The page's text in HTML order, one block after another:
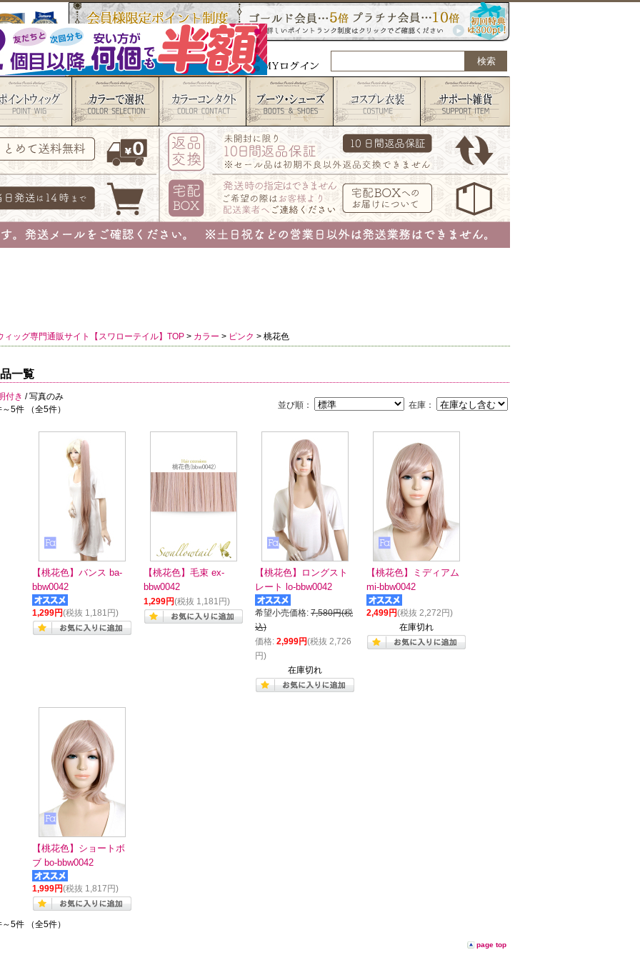
ィッグ専門通販サイト【スワローテイル】TOP > カラー > ピンク > 桃花色
一覧
在庫：
並び順：
付き / 写真のみ
5件 （全5件）
【桃花色】バンス ba-
bbw0042
1,299円(税抜 1,181円)
【桃花色】毛束 ex-
bbw0042
1,299円(税抜 1,181円)
【桃花色】ロングスト
レート lo-bbw0042
希望小売価格: 7,580円(税
込)
価格: 2,999円(税抜 2,726
円)
在庫切れ
【桃花色】ミディアム
mi-bbw0042
2,499円(税抜 2,272円)
在庫切れ
【桃花色】ショートボ
ブ bo-bbw0042
1,999円(税抜 1,817円)
5件 （全5件）
page top